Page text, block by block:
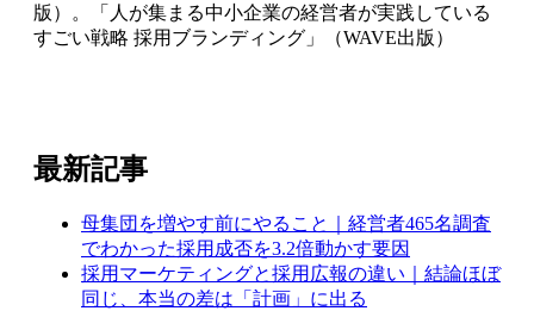
版）。「人が集まる中小企業の経営者が実践している
すごい戦略 採用ブランディング」（WAVE出版）
最新記事
母集団を増やす前にやること｜経営者465名調査
でわかった採用成否を3.2倍動かす要因
採用マーケティングと採用広報の違い｜結論ほぼ
同じ、本当の差は「計画」に出る